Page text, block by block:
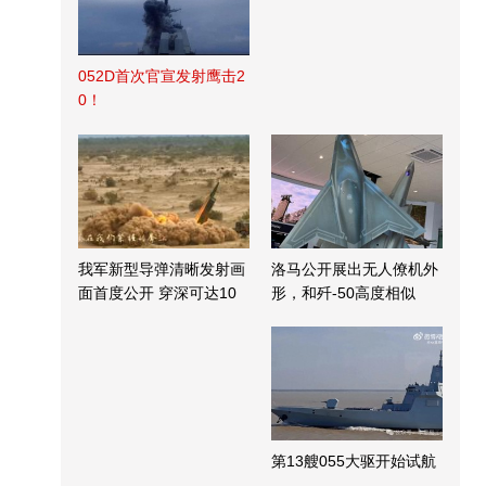
052D首次官宣发射鹰击2
0！
我军新型导弹清晰发射画
面首度公开 穿深可达10
洛马公开展出无人僚机外
形，和歼-50高度相似
第13艘055大驱开始试航